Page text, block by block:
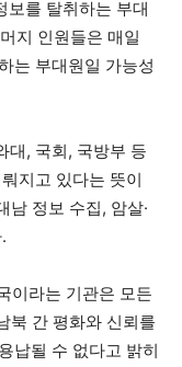
보를 탈취하는 부대
지 인원들은 매일
는 부대원일 가능성
대, 국회, 국방부 등
지고 있다는 뜻이
남 정보 수집, 암살·
이라는 기관은 모든
북 간 평화와 신뢰를
납될 수 없다고 밝히